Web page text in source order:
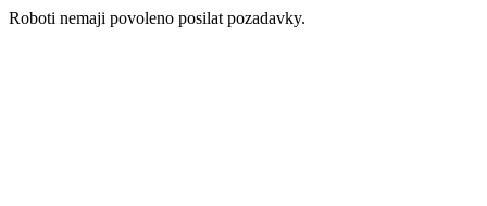
Roboti nemaji povoleno posilat pozadavky.